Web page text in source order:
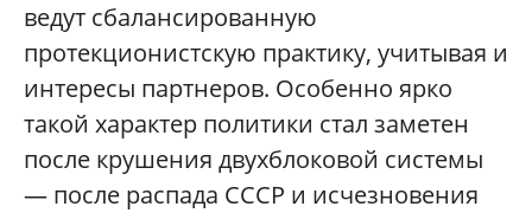
ведут сбалансированную
протекционистскую практику, учитывая и
интересы партнеров. Особенно ярко
такой характер политики стал заметен
после крушения двухблоковой системы
— после распада СССР и исчезновения